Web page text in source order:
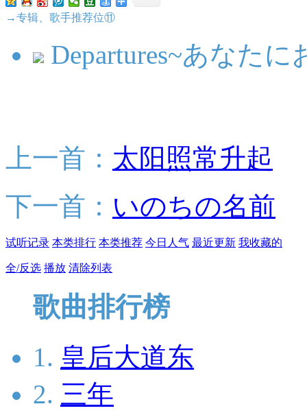
→专辑、歌手推荐位⑪
Departures~あなた
上一首： 太阳照常升起
下一首： いのちの名前
试听记录 本类排行 本类推荐 今日人气 最近更新 我收藏的
全/反选 播放 清除列表
歌曲排行榜
1. 皇后大道东
2. 三年